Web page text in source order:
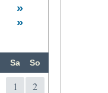
»
»
Sa So
1
2